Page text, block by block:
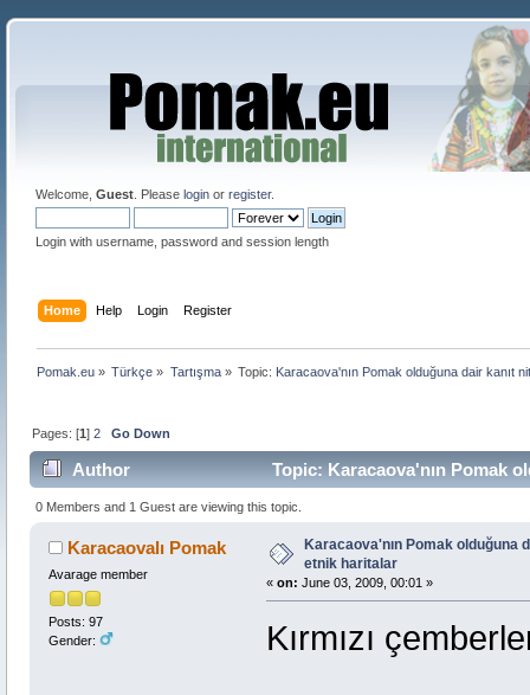
Welcome, Guest. Please loginor register.
Login with username, password and session length
Home Help Login Register
Pomak.eu » Türkçe » Tartışma» Topic: Karacaova'nın Pomak olduğuna dair kanıt
Pages: [1]2 Go Down
Author Topic: Karacaova'nın Pomak
0 Members and 1 Guest are viewing this topic.
Karacaovalı Pomak
Avarage member
Posts: 97
Gender:
Karacaova'nın Pomak olduğuna
etnik haritalar
« on: June 03, 2009, 00:01 »
Kırmızı